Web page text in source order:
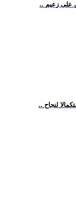
على زعيم
لنجاح